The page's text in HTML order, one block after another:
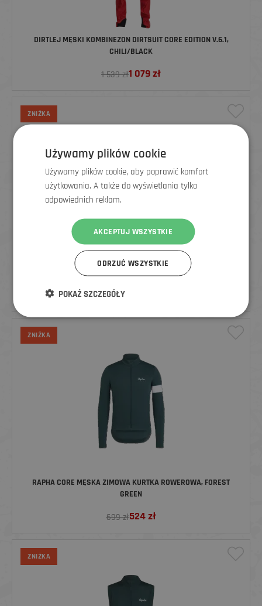
DIRTLEJ MĘSKI KOMBINEZON DIRTSUIT CORE EDITION V.6.1,
CHILI/BLACK
1 539 zł1 079zł
ZNIŻKA
RAPHA MĘSKA WODOODPORNA KURTKA ROWEROWA CORE II,
SZARA
681 zł
ZNIŻKA
RAPHA CORE MĘSKA ZIMOWA KURTKA ROWEROWA, FOREST
GREEN
699 zł524zł
ZNIŻKA
Używamy plików cookie
Używamy plików cookie, aby poprawić komfort
użytkowania. A także do wyświetlania tylko
odpowiednich reklam.
AKCEPTUJ WSZYSTKIE
ODRZUĆ WSZYSTKIE
POKAŻ SZCZEGÓŁY